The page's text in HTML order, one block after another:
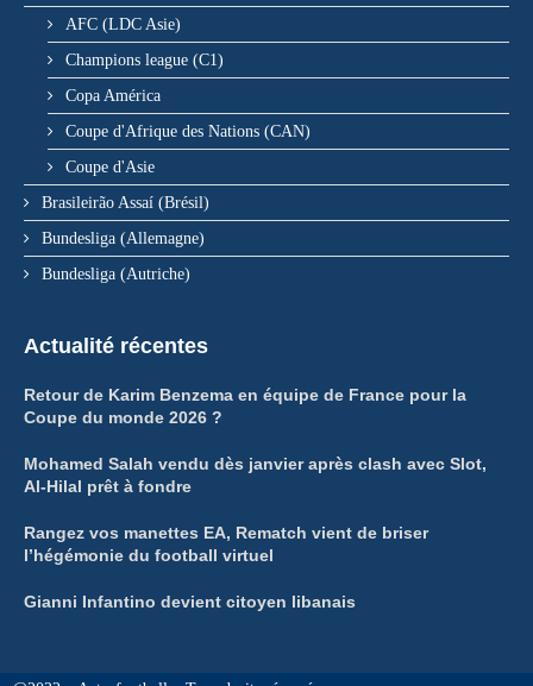
AFC (LDC Asie)
Champions league (C1)
Copa América
Coupe d'Afrique des Nations (CAN)
Coupe d'Asie
Brasileirão Assaí (Brésil)
Bundesliga (Allemagne)
Bundesliga (Autriche)
Actualité récentes
Retour de Karim Benzema en équipe de France pour la
Coupe du monde 2026 ?
Mohamed Salah vendu dès janvier après clash avec Slot,
Al-Hilal prêt à fondre
Rangez vos manettes EA, Rematch vient de briser
l’hégémonie du football virtuel
Gianni Infantino devient citoyen libanais